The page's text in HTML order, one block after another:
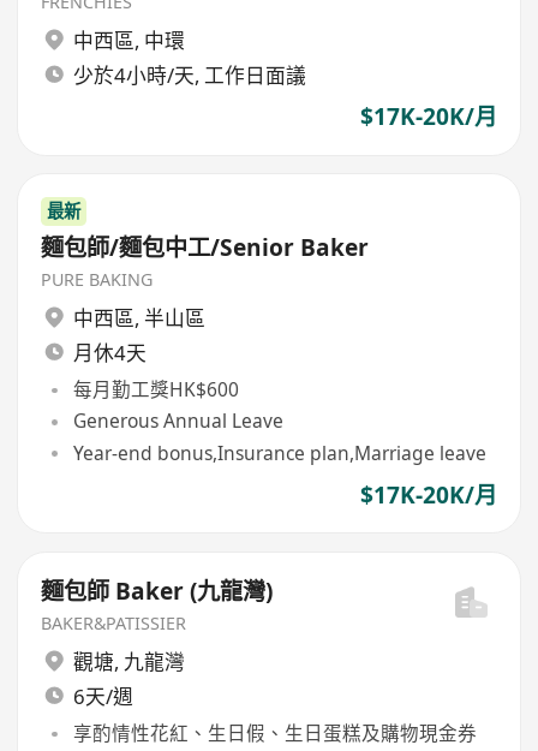
中西區, 中環
少於4小時/天, 工作日面議
$17K-20K/月
最新
麵包師/麵包中工/Senior Baker
PURE BAKING
中西區, 半山區
月休4天
每月勤工獎HK$600
Generous Annual Leave
Year-end bonus,Insurance plan,Marriage leave
$17K-20K/月
麵包師 Baker (九龍灣)
BAKER&PATISSIER
觀塘, 九龍灣
6天/週
享酌情性花紅、生日假、生日蛋糕及購物現金券